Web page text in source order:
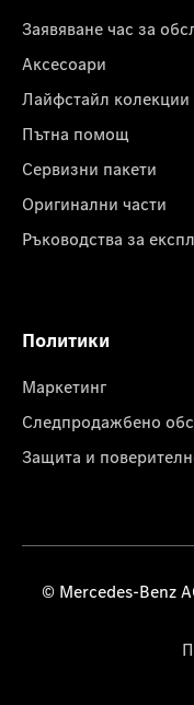
Заявяване час за
Аксесоари
Лайфстайл колекции
Пътна помощ
Сервизни пакети
Оригинални части
Ръководства за
Политики
Маркетинг
Следпродажбено
Защита и
© Mercedes-Benz